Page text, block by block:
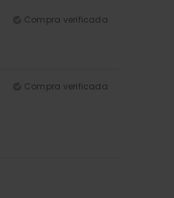
Compra verificada
Compra verificada